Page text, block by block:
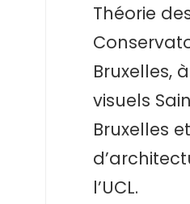
Théorie
Bruxelles,
visuels
Bruxelles
l’UCL.